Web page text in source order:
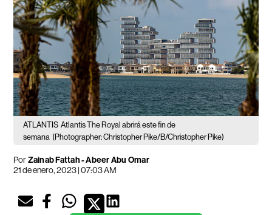
ATLANTIS Atlantis The Royal abrirá este fin de
semana (Photographer: Christopher Pike/B/Christopher Pike)
PorZainab Fattah - Abeer Abu Omar
21 de enero, 2023 | 07:03 AM